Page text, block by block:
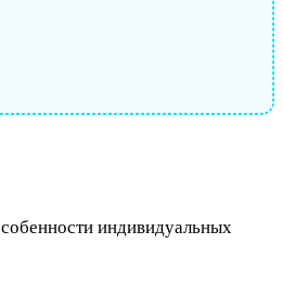
индивидуальных